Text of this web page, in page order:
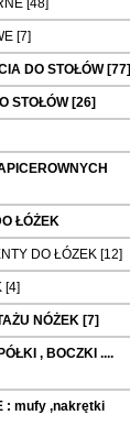
[48]
[7]
DO STOŁÓW [77]
STOŁÓW [26]
ŁÓŻEK
DO ŁÓZEK [12]
[4]
NÓŻEK [7]
, BOCZKI ....
: mufy ,nakrętki